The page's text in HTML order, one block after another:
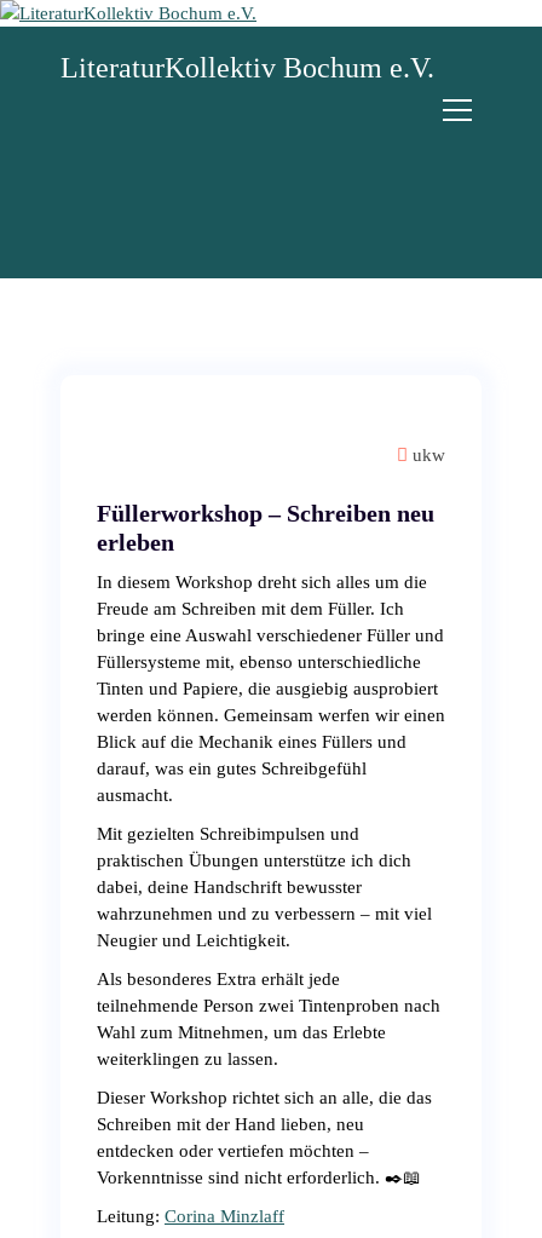
Z
p
LiteraturKollektiv Bochum e.V.
ukw
Füllerworkshop – Schreiben neu
erleben
In diesem Workshop dreht sich alles um die
Freude am Schreiben mit dem Füller. Ich
bringe eine Auswahl verschiedener Füller und
Füllersysteme mit, ebenso unterschiedliche
Tinten und Papiere, die ausgiebig ausprobiert
werden können. Gemeinsam werfen wir einen
Blick auf die Mechanik eines Füllers und
darauf, was ein gutes Schreibgefühl
ausmacht.
Mit gezielten Schreibimpulsen und
praktischen Übungen unterstütze ich dich
dabei, deine Handschrift bewusster
wahrzunehmen und zu verbessern – mit viel
Neugier und Leichtigkeit.
Als besonderes Extra erhält jede
teilnehmende Person zwei Tintenproben nach
Wahl zum Mitnehmen, um das Erlebte
weiterklingen zu lassen.
Dieser Workshop richtet sich an alle, die das
Schreiben mit der Hand lieben, neu
entdecken oder vertiefen möchten –
Vorkenntnisse sind nicht erforderlich. ✒️📖
Leitung: Corina Minzlaff